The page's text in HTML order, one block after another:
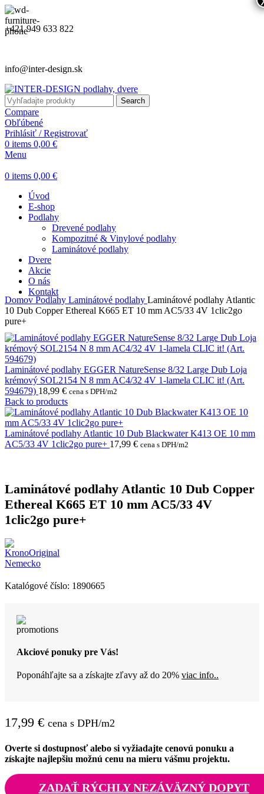
+421 949 633 822
info@inter-design.sk
Search
Compare
Obľúbené
Prihlásiť / Registrovať
0 items 0,00 €
Menu
0 items 0,00 €
Úvod
E-shop
Podlahy
Drevené podlahy
Kompozitné & Vinylové podlahy
Laminátové podlahy
Dvere
Akcie
O nás
Kontakt
Domov Podlahy Laminátové podlahy Laminátové podlahy Atlantic
10 Dub Copper Ethereal K665 ET 10 mm AC5/33 4V 1clic2go
pure+
Laminátové podlahy EGGER NatureSense 8/32 Large Dub Loja
krémový SOL2154 N 8 mm AC4/32 4V 1-lamela CLIC it! (Art.
594679) 18,99 € cena s DPH/m2
Back to products
Laminátové podlahy Atlantic 10 Dub Blackwater K413 OE 10 mm
AC5/33 4V 1clic2go pure+ 17,99 € cena s DPH/m2
Laminátové podlahy Atlantic 10 Dub Copper
Ethereal K665 ET 10 mm AC5/33 4V
1clic2go pure+
Katalógové číslo: 1890665
Akciové ponuky pre Vás!
Poponáhľajte sa a získajte zľavy až do 20% viac info..
17,99 € cena s DPH/m2
Overte si dostupnosť alebo si vyžiadajte cenovú ponuku a
získajte najlepšiu možnú cenu na mieru vášmu projektu.
ZADAŤ RÝCHLY NEZÁVÄZNÝ DOPYT